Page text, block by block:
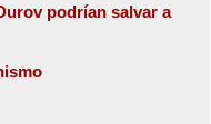
podrían salvar a